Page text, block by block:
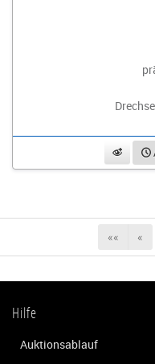
«« «
Hilfe
Auktionsablauf